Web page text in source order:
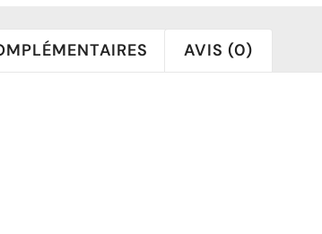
AVIS (0)